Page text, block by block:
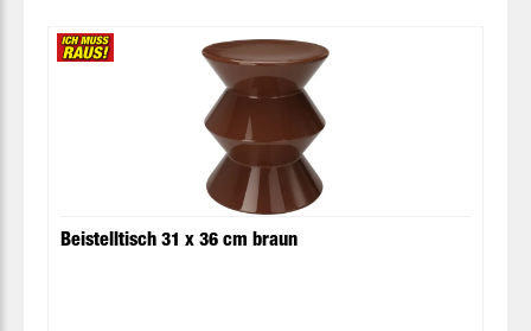
Beistelltisch 31 x 36 cm braun